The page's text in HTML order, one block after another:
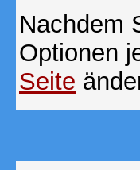
Nachdem
Optionen
Seite